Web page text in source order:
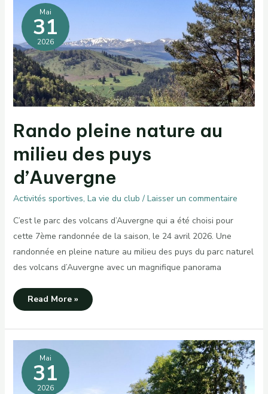
Mai
31
2026
Rando pleine nature au
milieu des puys
d’Auvergne
Activités sportives, La vie du club / Laisser un commentaire
C’est le parc des volcans d’Auvergne qui a été choisi pour
cette 7ème randonnée de la saison, le 24 avril 2026. Une
randonnée en pleine nature au milieu des puys du parc naturel
des volcans d’Auvergne avec un magnifique panorama
Rando
milieu
des
puys
d’Auvergne
Read More »
Mai
31
2026